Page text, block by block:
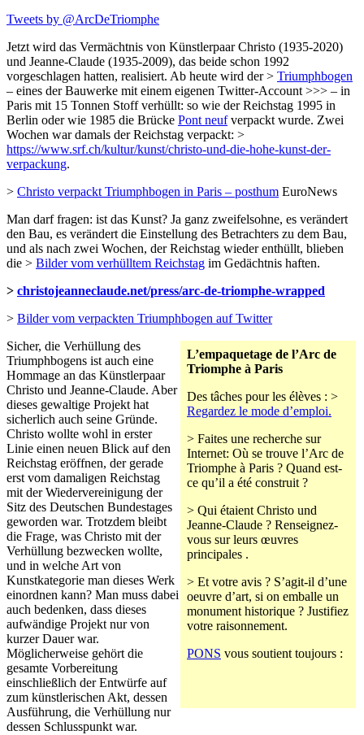
Tweets by @ArcDeTriomphe
Jetzt wird das Vermächtnis von Künstlerpaar Christo (1935-2020)
und Jeanne-Claude (1935-2009), das beide schon 1992
vorgeschlagen hatten, realisiert. Ab heute wird der > Triumphbogen
– eines der Bauwerke mit einem eigenen Twitter-Account >>> – in
Paris mit 15 Tonnen Stoff verhüllt: so wie der Reichstag 1995 in
Berlin oder wie 1985 die Brücke Pont neufverpackt wurde. Zwei
Wochen war damals der Reichstag verpackt: >
https://www.srf.ch/kultur/kunst/christo-und-die-hohe-kunst-der-
verpackung.
> Christo verpackt Triumphbogen in Paris – posthum EuroNews
Man darf fragen: ist das Kunst? Ja ganz zweifelsohne, es verändert
den Bau, es verändert die Einstellung des Betrachters zu dem Bau,
und als nach zwei Wochen, der Reichstag wieder enthüllt, blieben
die > Bilder vom verhülltem Reichstag im Gedächtnis haften.
> christojeanneclaude.net/press/arc-de-triomphe-wrapped
> Bilder vom verpackten Triumphbogen auf Twitter
L’empaquetage de l’Arc de
Triomphe à Paris
Des tâches pour les élèves : >
Regardez le mode d’emploi.
> Faites une recherche sur
Internet: Où se trouve l’Arc de
Triomphe à Paris ? Quand est-
ce qu’il a été construit ?
> Qui étaient Christo und
Jeanne-Claude ? Renseignez-
vous sur leurs œuvres
principales .
> Et votre avis ? S’agit-il d’une
oeuvre d’art, si on emballe un
monument historique ? Justifiez
votre raisonnement.
PONS vous soutient toujours :
Sicher, die Verhüllung des
Triumphbogens ist auch eine
Hommage an das Künstlerpaar
Christo und Jeanne-Claude. Aber
dieses gewaltige Projekt hat
sicherlich auch seine Gründe.
Christo wollte wohl in erster
Linie einen neuen Blick auf den
Reichstag eröffnen, der gerade
erst vom damaligen Reichstag
mit der Wiedervereinigung der
Sitz des Deutschen Bundestages
geworden war. Trotzdem bleibt
die Frage, was Christo mit der
Verhüllung bezwecken wollte,
und in welche Art von
Kunstkategorie man dieses Werk
einordnen kann? Man muss dabei
auch bedenken, dass dieses
aufwändige Projekt nur von
kurzer Dauer war.
Möglicherweise gehört die
gesamte Vorbereitung
einschließlich der Entwürfe auf
zum künstlerischen Akt, dessen
Ausführung, die Verhüllung nur
dessen Schlusspunkt war.